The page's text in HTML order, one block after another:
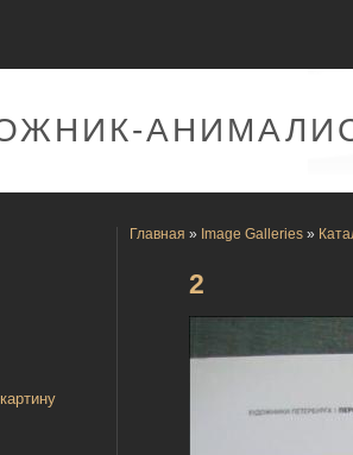
Главная » Image Galleries »
2